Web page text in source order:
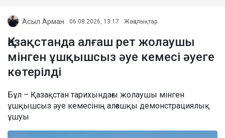
Асыл Арман 06.08.2026, 13:17 Жаңалықтар
Қазақстанда алғаш рет жолаушы
мінген ұшқышсыз әуе кемесі әуеге
көтерілді
Бұл – Қазақстан тарихындағы жолаушы мінген
ұшқышсыз әуе кемесінің алғашқы демонстрациялық
ұшуы